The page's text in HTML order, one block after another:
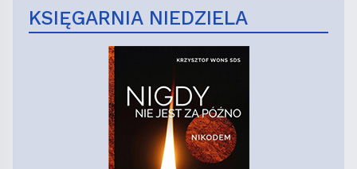
KSIĘGARNIA NIEDZIELA